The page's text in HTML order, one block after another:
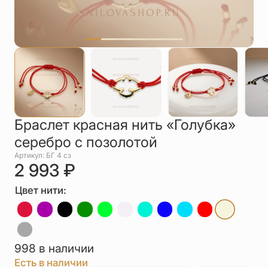
Чётки
Шнурки на
Другое
Браслет красная нить «Голубка»
серебро с позолотой
Артикул: БГ 4 сз
2 993 ₽
Цвет нити:
998 в наличии
Есть в наличии